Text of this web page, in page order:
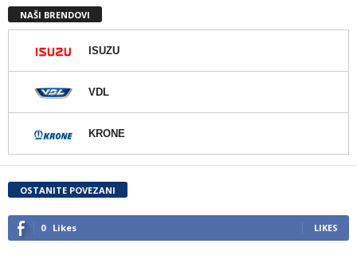
NAŠI BRENDOVI
ISUZU
VDL
KRONE
OSTANITE POVEZANI
0 Likes LIKES